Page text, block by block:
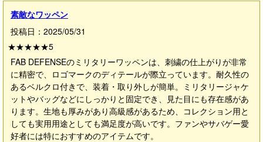
素敵なワッペン
投稿日：2025/05/31
★★★★★5
FAB DEFENSEのミリタリーワッペンは、刺繍の仕上がりが非常
に精密で、ロゴマークのディテールが際立っています。耐久性の
あるベルクロ付きで、装着・取り外しが簡単。ミリタリージャケ
ットやバッグなどにしっかりと固定でき、見た目にも存在感があ
ります。生地も厚みがあり高級感があるため、コレクション用と
しても実用用途としても満足度が高いです。ファンやサバゲー愛
好者には特におすすめのアイテムです。